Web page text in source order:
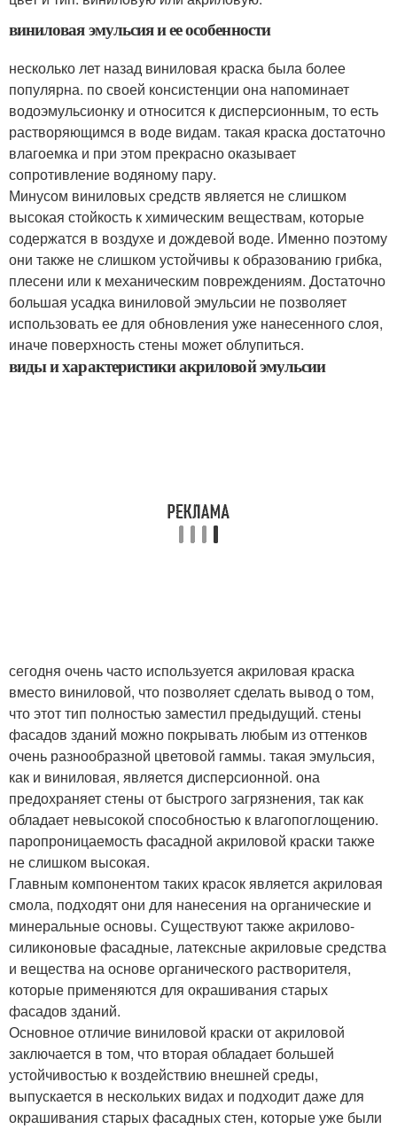
виниловая эмульсия и ее особенности
несколько лет назад виниловая краска была более
популярна. по своей консистенции она напоминает
водоэмульсионку и относится к дисперсионным, то есть
растворяющимся в воде видам. такая краска достаточно
влагоемка и при этом прекрасно оказывает
сопротивление водяному пару.
Минусом виниловых средств является не слишком
высокая стойкость к химическим веществам, которые
содержатся в воздухе и дождевой воде. Именно поэтому
они также не слишком устойчивы к образованию грибка,
плесени или к механическим повреждениям. Достаточно
большая усадка виниловой эмульсии не позволяет
использовать ее для обновления уже нанесенного слоя,
иначе поверхность стены может облупиться.
виды и характеристики акриловой эмульсии
сегодня очень часто используется акриловая краска
вместо виниловой, что позволяет сделать вывод о том,
что этот тип полностью заместил предыдущий. стены
фасадов зданий можно покрывать любым из оттенков
очень разнообразной цветовой гаммы. такая эмульсия,
как и виниловая, является дисперсионной. она
предохраняет стены от быстрого загрязнения, так как
обладает невысокой способностью к влагопоглощению.
паропроницаемость фасадной акриловой краски также
не слишком высокая.
Главным компонентом таких красок является акриловая
смола, подходят они для нанесения на органические и
минеральные основы. Существуют также акрилово-
силиконовые фасадные, латексные акриловые средства
и вещества на основе органического растворителя,
которые применяются для окрашивания старых
фасадов зданий.
Основное отличие виниловой краски от акриловой
заключается в том, что вторая обладает большей
устойчивостью к воздействию внешней среды,
выпускается в нескольких видах и подходит даже для
окрашивания старых фасадных стен, которые уже были